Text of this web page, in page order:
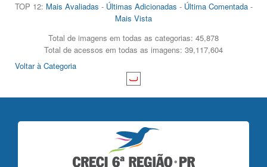
TOP 12: Mais Avaliadas - Últimas Adicionadas - Última Comentada-
Mais Vista
Total de imagens em todas as categorias: 45,878
Total de acessos em todas as imagens: 39,117,604
Voltar à Categoria